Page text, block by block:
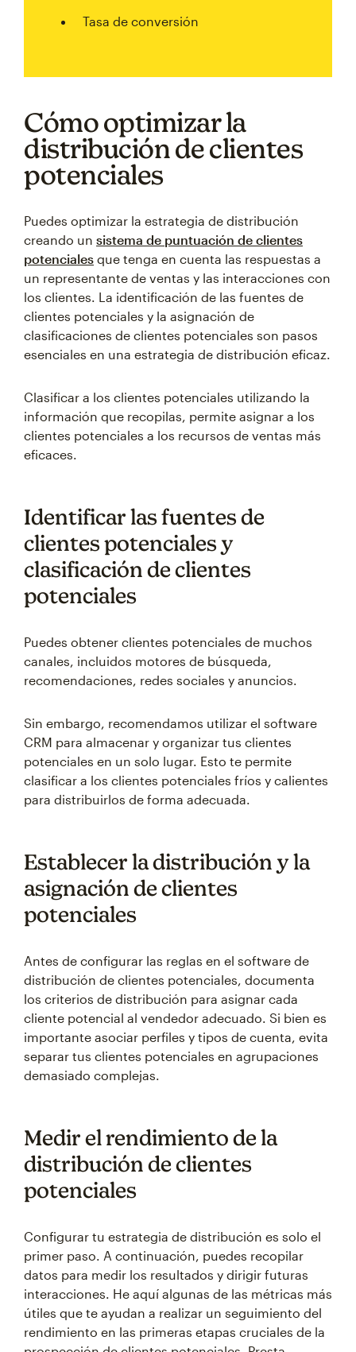
Tasa de conversión
Cómo optimizar la
distribución de clientes
potenciales
Puedes optimizar la estrategia de distribución
creando un sistema de puntuación de clientes
potenciales que tenga en cuenta las respuestas a
un representante de ventas y las interacciones con
los clientes. La identificación de las fuentes de
clientes potenciales y la asignación de
clasificaciones de clientes potenciales son pasos
esenciales en una estrategia de distribución eficaz.
Clasificar a los clientes potenciales utilizando la
información que recopilas, permite asignar a los
clientes potenciales a los recursos de ventas más
eficaces.
Identificar las fuentes de
clientes potenciales y
clasificación de clientes
potenciales
Puedes obtener clientes potenciales de muchos
canales, incluidos motores de búsqueda,
recomendaciones, redes sociales y anuncios.
Sin embargo, recomendamos utilizar el software
CRM para almacenar y organizar tus clientes
potenciales en un solo lugar. Esto te permite
clasificar a los clientes potenciales fríos y calientes
para distribuirlos de forma adecuada.
Establecer la distribución y la
asignación de clientes
potenciales
Antes de configurar las reglas en el software de
distribución de clientes potenciales, documenta
los criterios de distribución para asignar cada
cliente potencial al vendedor adecuado. Si bien es
importante asociar perfiles y tipos de cuenta, evita
separar tus clientes potenciales en agrupaciones
demasiado complejas.
Medir el rendimiento de la
distribución de clientes
potenciales
Configurar tu estrategia de distribución es solo el
primer paso. A continuación, puedes recopilar
datos para medir los resultados y dirigir futuras
interacciones. He aquí algunas de las métricas más
útiles que te ayudan a realizar un seguimiento del
rendimiento en las primeras etapas cruciales de la